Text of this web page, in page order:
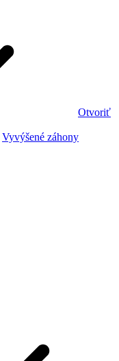
Otvoriť
Vyvýšené záhony